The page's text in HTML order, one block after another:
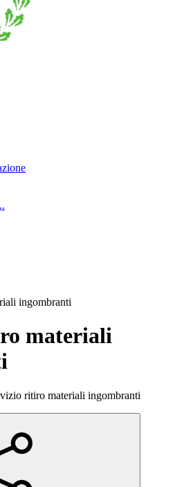
ingombranti
materiali
ritiro materiali ingombranti